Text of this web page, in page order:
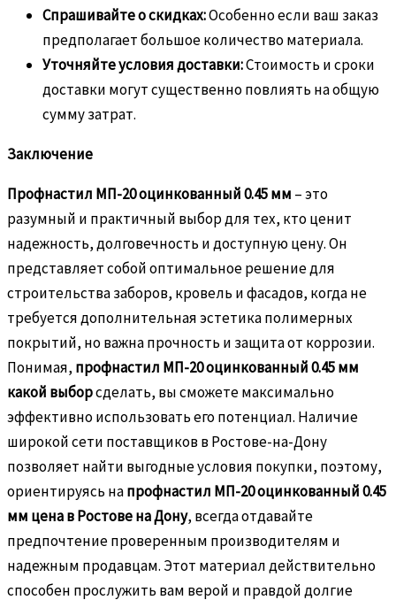
Спрашивайте о скидках:Особенно если ваш заказ
предполагает большое количество материала.
Уточняйте условия доставки:Стоимость и сроки
доставки могут существенно повлиять на общую
сумму затрат.
Заключение
Профнастил МП-20 оцинкованный 0.45 мм – это
разумный и практичный выбор для тех, кто ценит
надежность, долговечность и доступную цену. Он
представляет собой оптимальное решение для
строительства заборов, кровель и фасадов, когда не
требуется дополнительная эстетика полимерных
покрытий, но важна прочность и защита от коррозии.
Понимая, профнастил МП-20 оцинкованный 0.45 мм
какой выборсделать, вы сможете максимально
эффективно использовать его потенциал. Наличие
широкой сети поставщиков в Ростове-на-Дону
позволяет найти выгодные условия покупки, поэтому,
ориентируясь напрофнастил МП-20 оцинкованный 0.45
мм цена в Ростове на Дону, всегда отдавайте
предпочтение проверенным производителям и
надежным продавцам. Этот материал действительно
способен прослужить вам верой и правдой долгие